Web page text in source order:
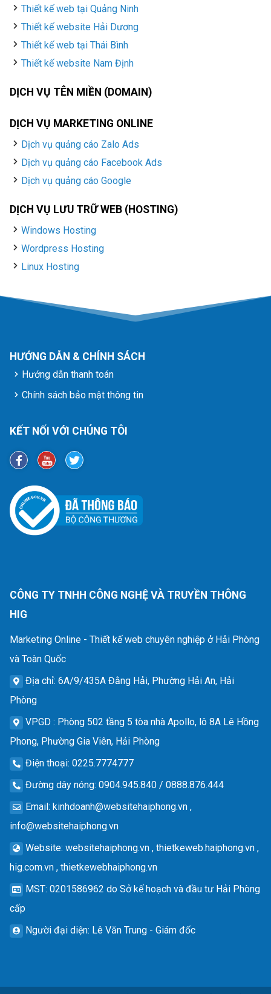
Thiết kế web tại Quảng Ninh
Thiết kế website Hải Dương
Thiết kế web tại Thái Bình
Thiết kế website Nam Định
DỊCH VỤ TÊN MIỀN (DOMAIN)
DỊCH VỤ MARKETING ONLINE
Dịch vụ quảng cáo Zalo Ads
Dịch vụ quảng cáo Facebook Ads
Dịch vụ quảng cáo Google
DỊCH VỤ LƯU TRỮ WEB (HOSTING)
Windows Hosting
Wordpress Hosting
Linux Hosting
HƯỚNG DẪN & CHÍNH SÁCH
Hướng dẫn thanh toán
Chính sách bảo mật thông tin
KẾT NỐI VỚI CHÚNG TÔI
CÔNG TY TNHH CÔNG NGHỆ VÀ TRUYỀN THÔNG
HIG
Marketing Online - Thiết kế web chuyên nghiệp ở Hải Phòng
và Toàn Quốc
Địa chỉ: 6A/9/435A Đằng Hải, Phường Hải An, Hải
Phòng
VPGD : Phòng 502 tầng 5 tòa nhà Apollo, lô 8A Lê Hồng
Phong, Phường Gia Viên, Hải Phòng
Điện thoại: 0225.7774777
Đường dây nóng: 0904.945.840 / 0888.876.444
Email: kinhdoanh@websitehaiphong.vn ,
info@websitehaiphong.vn
Website: websitehaiphong.vn , thietkeweb.haiphong.vn ,
hig.com.vn , thietkewebhaiphong.vn
MST: 0201586962 do Sở kế hoạch và đầu tư Hải Phòng
cấp
Người đại diện: Lê Văn Trung - Giám đốc